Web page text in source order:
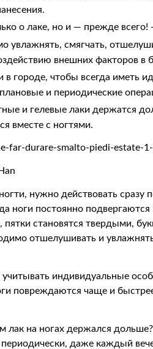
о лаке, но и — прежде
увлажнять, смягчать,
внешних факторов в
городе, чтобы всегда иметь
и периодические
и гелевые лаки держатся
вместе с ногтями.
нужно действовать сразу
ноги постоянно
становятся твердыми,
отшелушивать и
индивидуальные
повреждаются чаще и
лак на ногах держался
периодически, даже каждый